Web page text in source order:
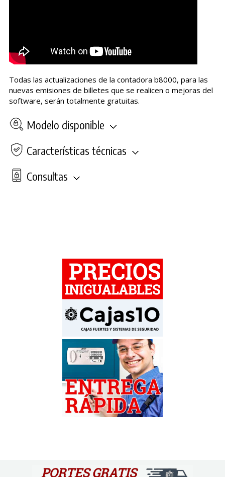
Todas las actualizaciones de la contadora b8000, para las
nuevas emisiones de billetes que se realicen o mejoras del
software, serán totalmente gratuitas.
Modelo disponible
Características técnicas
Consultas